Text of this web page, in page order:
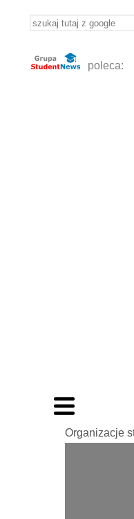
poleca:
Organizacje